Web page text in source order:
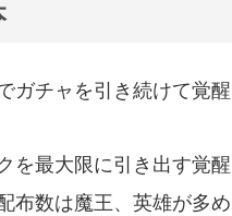
ガチャを引き続けて覚
を最大限に引き出す覚
布数は魔王、英雄が多